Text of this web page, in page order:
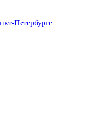
Петербурге